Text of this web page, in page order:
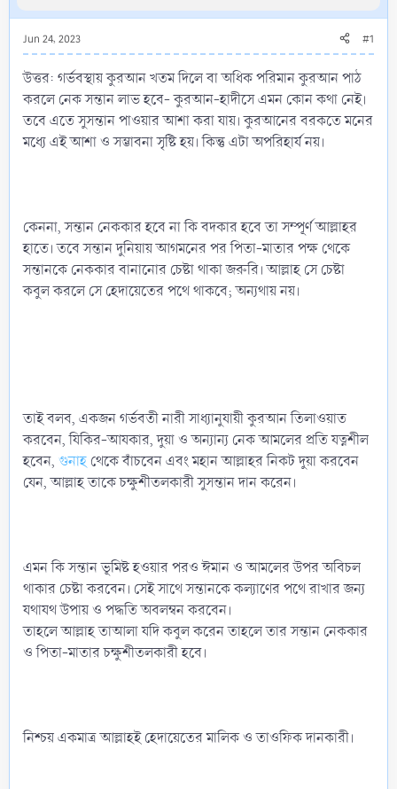
Jun 24, 2023 #1
উত্তর: গর্ভবস্থায় কুরআন খতম দিলে বা অধিক পরিমান কুরআন পাঠ
করলে নেক সন্তান লাভ হবে- কুরআন-হাদীসে এমন কোন কথা নেই।
তবে এতে সুসন্তান পাওয়ার আশা করা যায়। কুরআনের বরকতে মনের
মধ্যে এই আশা ও সম্ভাবনা সৃষ্টি হয়। কিন্তু এটা অপরিহার্য নয়।
কেননা, সন্তান নেককার হবে না কি বদকার হবে তা সম্পূর্ণ আল্লাহর
হাতে। তবে সন্তান দুনিয়ায় আগমনের পর পিতা-মাতার পক্ষ থেকে
সন্তানকে নেককার বানানোর চেষ্টা থাকা জরুরি। আল্লাহ সে চেষ্টা
কবুল করলে সে হেদায়েতের পথে থাকবে; অন্যথায় নয়।
তাই বলব, একজন গর্ভবতী নারী সাধ্যানুযায়ী কুরআন তিলাওয়াত
করবেন, যিকির-আযকার, দুয়া ও অন্যান্য নেক আমলের প্রতি যত্নশীল
হবেন, গুনাহ থেকে বাঁচবেন এবং মহান আল্লাহর নিকট দুয়া করবেন
যেন, আল্লাহ তাকে চক্ষুশীতলকারী সুসন্তান দান করেন।
এমন কি সন্তান ভূমিষ্ট হওয়ার পরও ঈমান ও আমলের উপর অবিচল
থাকার চেষ্টা করবেন। সেই সাথে সন্তানকে কল্যাণের পথে রাখার জন্য
যথাযথ উপায় ও পদ্ধতি অবলম্বন করবেন।
তাহলে আল্লাহ তাআলা যদি কবুল করেন তাহলে তার সন্তান নেককার
ও পিতা-মাতার চক্ষুশীতলকারী হবে।
নিশ্চয় একমাত্র আল্লাহই হেদায়েতের মালিক ও তাওফিক দানকারী।